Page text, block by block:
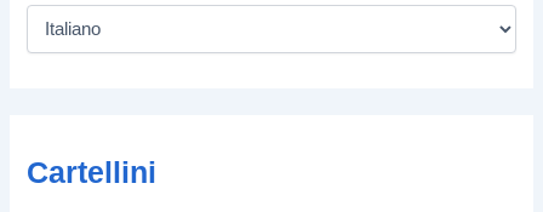
Cartellini